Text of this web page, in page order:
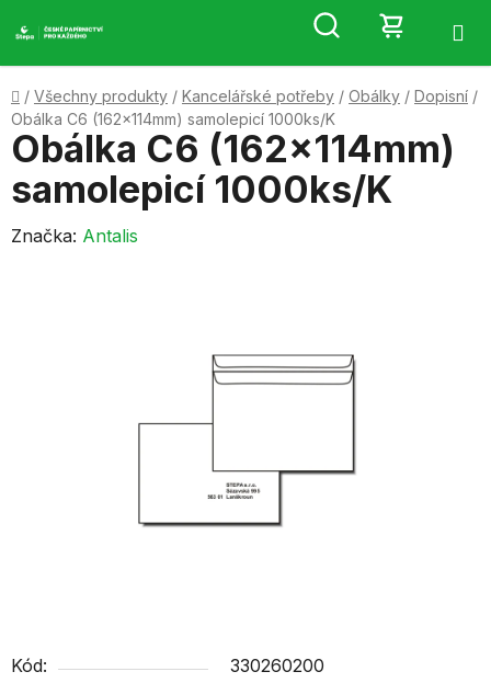
na
Hledat
KOŠÍK
Domů
/ Všechny produkty / Kancelářské potřeby / Obálky / Dopisní /
Obálka C6 (162x114mm) samolepicí 1000ks/K
Kód:
330260200
Obálka C6 (162x114mm)
samolepicí 1000ks/K
Značka: Antalis